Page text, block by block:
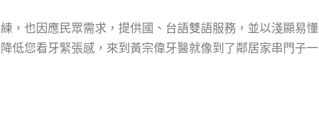
，也因應民眾需求，提供國、台語雙語服務，並以淺顯易懂
低您看牙緊張感，來到黃宗偉牙醫就像到了鄰居家串門子一